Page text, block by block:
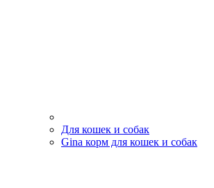
Для кошек и собак
Gina корм для кошек и собак